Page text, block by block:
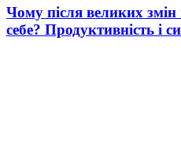
Чому після великих
себе? Продуктивність і